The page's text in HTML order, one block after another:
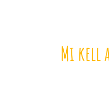
Mi kell